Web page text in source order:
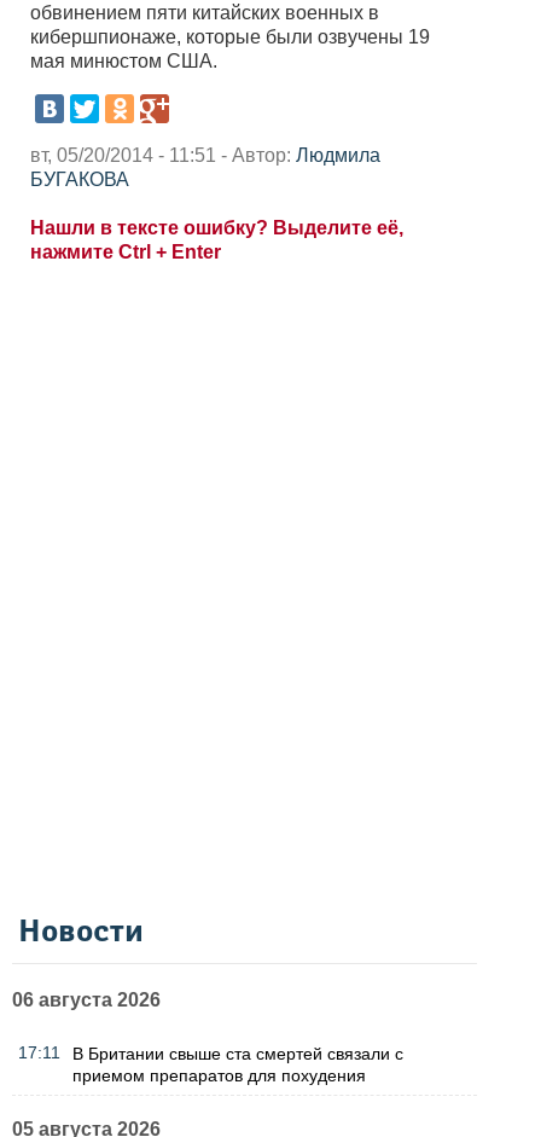
обвинением пяти китайских военных в
кибершпионаже, которые были озвучены 19
мая минюстом США.
вт, 05/20/2014 - 11:51 - Автор: Людмила
БУГАКОВА
Нашли в тексте ошибку? Выделите её,
нажмите Ctrl + Enter
Новости
06 августа 2026
17:11
В Британии свыше ста смертей связали с
приемом препаратов для похудения
05 августа 2026